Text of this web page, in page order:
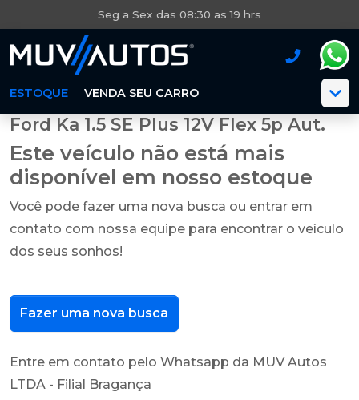
Seg a Sex das 08:30 as 19 hrs
ESTOQUE VENDA SEU CARRO
Ford Ka 1.5 SE Plus 12V Flex 5p Aut.
Este veículo não está mais
disponível em nosso estoque
Você pode fazer uma nova busca ou entrar em
contato com nossa equipe para encontrar o veículo
dos seus sonhos!
Fazer uma nova busca
Entre em contato pelo Whatsapp da MUV Autos
LTDA - Filial Bragança